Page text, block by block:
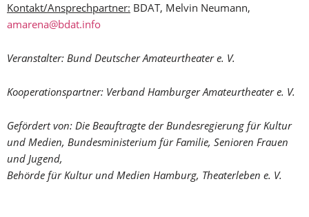
Kontakt/Ansprechpartner: BDAT, Melvin Neumann,
amarena@bdat.info
Veranstalter: Bund Deutscher Amateurtheater e. V.
Kooperationspartner: Verband Hamburger Amateurtheater e. V.
Gefördert von: Die Beauftragte der Bundesregierung für Kultur
und Medien, Bundesministerium für Familie, Senioren Frauen
und Jugend,
Behörde für Kultur und Medien Hamburg, Theaterleben e. V.